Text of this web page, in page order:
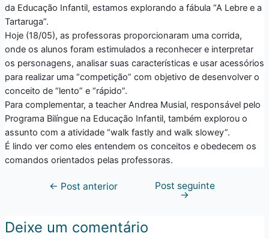
da Educação Infantil, estamos explorando a fábula “A Lebre e a
Tartaruga”.
Hoje (18/05), as professoras proporcionaram uma corrida,
onde os alunos foram estimulados a reconhecer e interpretar
os personagens, analisar suas características e usar acessórios
para realizar uma “competição” com objetivo de desenvolver o
conceito de “lento” e “rápido”.
Para complementar, a teacher Andrea Musial, responsável pelo
Programa Bilíngue na Educação Infantil, também explorou o
assunto com a atividade “walk fastly and walk slowey”.
É lindo ver como eles entendem os conceitos e obedecem os
comandos orientados pelas professoras.
← Post anterior Post seguinte
→
Deixe um comentário